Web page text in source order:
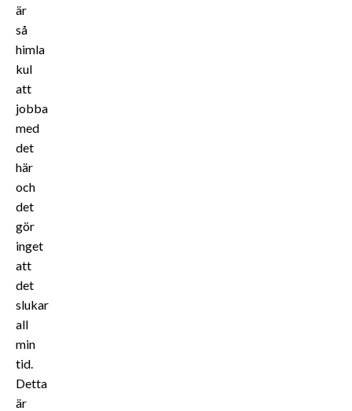
är
så
himla
kul
att
jobba
med
det
här
och
det
gör
inget
att
det
slukar
all
min
tid.
Detta
är